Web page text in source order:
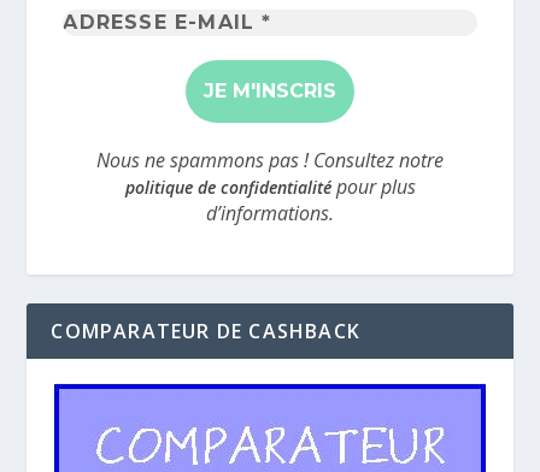
Adresse
mail
*
Nous ne spammons pas ! Consultez notre
politique de confidentialitépour plus
d’informations.
COMPARATEUR DE CASHBACK